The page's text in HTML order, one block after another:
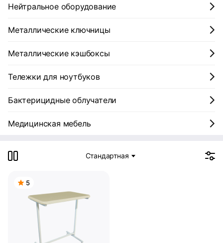
Нейтральное оборудование
Металлические ключницы
Металлические кэшбоксы
Тележки для ноутбуков
Бактерицидные облучатели
Медицинская мебель
Стандартная
5